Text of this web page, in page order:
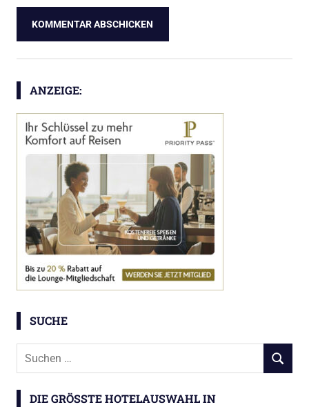
ANZEIGE:
SUCHE
Suchen
SUCHEN
DIE GRÖSSTE HOTELAUSWAHL IN S